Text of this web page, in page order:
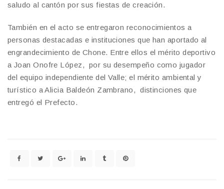
saludo al cantón por sus fiestas de creación.
También en el acto se entregaron reconocimientos a
personas destacadas e instituciones que han aportado al
engrandecimiento de Chone. Entre ellos el mérito deportivo
a Joan Onofre López, por su desempeño como jugador
del equipo independiente del Valle; el mérito ambiental y
turístico a Alicia Baldeón Zambrano, distinciones que
entregó el Prefecto.